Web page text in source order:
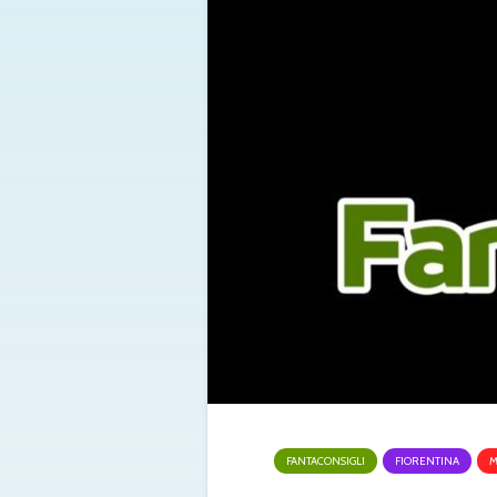
FANTACONSIGLI FIORENTINA